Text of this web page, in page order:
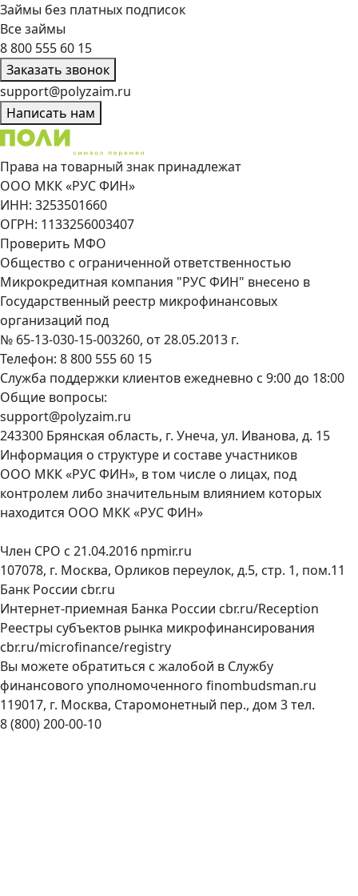
Займы без платных подписок
Все займы
8 800 555 60 15
Заказать звонок
support@polyzaim.ru
Написать нам
Права на товарный знак принадлежат
ООО МКК «РУС ФИН»
ИНН: 3253501660
ОГРН: 1133256003407
Проверить МФО
Общество с ограниченной ответственностью
Микрокредитная компания "РУС ФИН" внесено в
Государственный реестр микрофинансовых
организаций под
№ 65-13-030-15-003260, от 28.05.2013 г.
Телефон: 8 800 555 60 15
Служба поддержки клиентов ежедневно с 9:00 до 18:00
Общие вопросы:
support@polyzaim.ru
243300 Брянская область, г. Унеча, ул. Иванова, д. 15
Информация о структуре и составе участников
ООО МКК «РУС ФИН», в том числе о лицах, под
контролем либо значительным влиянием которых
находится ООО МКК «РУС ФИН»
Член СРО с 21.04.2016 npmir.ru
107078, г. Москва, Орликов переулок, д.5, стр. 1, пом.11
Банк России cbr.ru
Интернет-приемная Банка России cbr.ru/Reception
Реестры субъектов рынка микрофинансирования
cbr.ru/microfinance/registry
Вы можете обратиться с жалобой в Службу
финансового уполномоченного finombudsman.ru
119017, г. Москва, Старомонетный пер., дом 3 тел.
8 (800) 200-00-10